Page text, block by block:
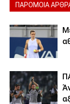
ΠΑΡΟΜΟΙΑ